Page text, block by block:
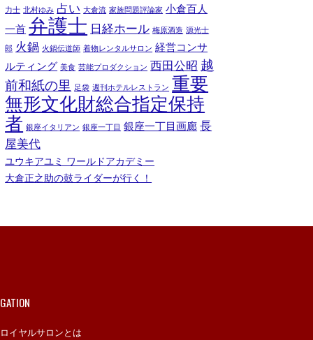
力士 北村ゆみ 占い 大倉流 家族問題評論家 小倉百人
一首 弁護士 日経ホール 梅原酒造 源光士
郎 火鍋 火鍋伝道師 着物レンタルサロン 経営コンサ
ルティング 美食 芸能プロダクション 西田公昭 越
前和紙の里 足袋 週刊ホテルレストラン 重要
無形文化財総合指定保持
者 銀座イタリアン 銀座一丁目 銀座一丁目画廊 長
屋美代
ユウキアユミ ワールドアカデミー
大倉正之助の鼓ライダーが行く！
イヤルサロンとは